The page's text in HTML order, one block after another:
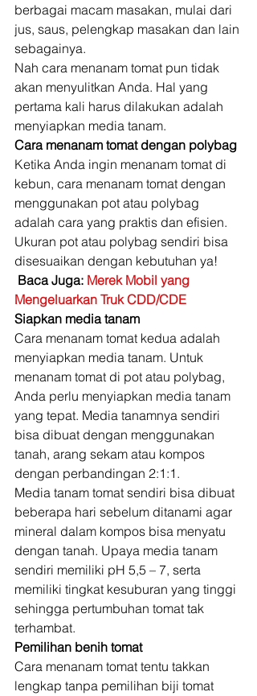
berbagai macam masakan, mulai dari
jus, saus, pelengkap masakan dan lain
sebagainya.
Nah cara menanam tomat pun tidak
akan menyulitkan Anda. Hal yang
pertama kali harus dilakukan adalah
menyiapkan media tanam.
Cara menanam tomat dengan polybag
Ketika Anda ingin menanam tomat di
kebun, cara menanam tomat dengan
menggunakan pot atau polybag
adalah cara yang praktis dan efisien.
Ukuran pot atau polybag sendiri bisa
disesuaikan dengan kebutuhan ya!
Baca Juga: Merek Mobil yang
Mengeluarkan Truk CDD/CDE
Siapkan media tanam
Cara menanam tomat kedua adalah
menyiapkan media tanam. Untuk
menanam tomat di pot atau polybag,
Anda perlu menyiapkan media tanam
yang tepat. Media tanamnya sendiri
bisa dibuat dengan menggunakan
tanah, arang sekam atau kompos
dengan perbandingan 2:1:1.
Media tanam tomat sendiri bisa dibuat
beberapa hari sebelum ditanami agar
mineral dalam kompos bisa menyatu
dengan tanah. Upaya media tanam
sendiri memiliki pH 5,5 – 7, serta
memiliki tingkat kesuburan yang tinggi
sehingga pertumbuhan tomat tak
terhambat.
Pemilihan benih tomat
Cara menanam tomat tentu takkan
lengkap tanpa pemilihan biji tomat